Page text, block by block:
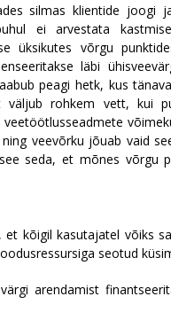
silmas klientide joogi
ei arvestata
üksikutes võrgu
läbi
peagi hetk, kus
väljub rohkem vett, kui
veevõrku jõuab vaid
seda, et mõnes võrgu
kõigil kasutajatel võiks
seotud
arendamist